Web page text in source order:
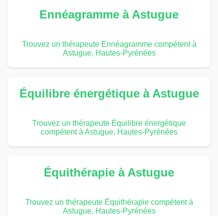
Ennéagramme à Astugue
Trouvez un thérapeute Ennéagramme compétent à
Astugue, Hautes-Pyrénées
Équilibre énergétique à Astugue
Trouvez un thérapeute Équilibre énergétique
compétent à Astugue, Hautes-Pyrénées
Équithérapie à Astugue
Trouvez un thérapeute Équithérapie compétent à
Astugue, Hautes-Pyrénées